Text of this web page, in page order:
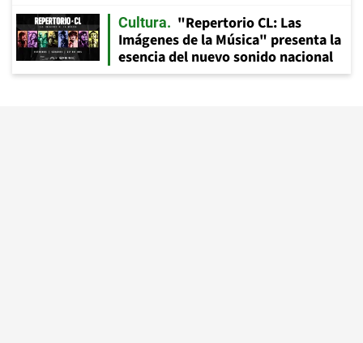
Cultura
"Repertorio CL: Las
Imágenes de la Música" presenta la
esencia del nuevo sonido nacional